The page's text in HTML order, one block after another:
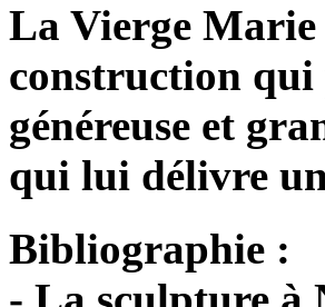
La Vierge
construction qui
généreuse et
qui lui délivre
Bibliographie :